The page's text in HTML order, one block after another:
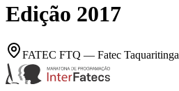
Edição 2017
FATEC FTQ — Fatec Taquaritinga